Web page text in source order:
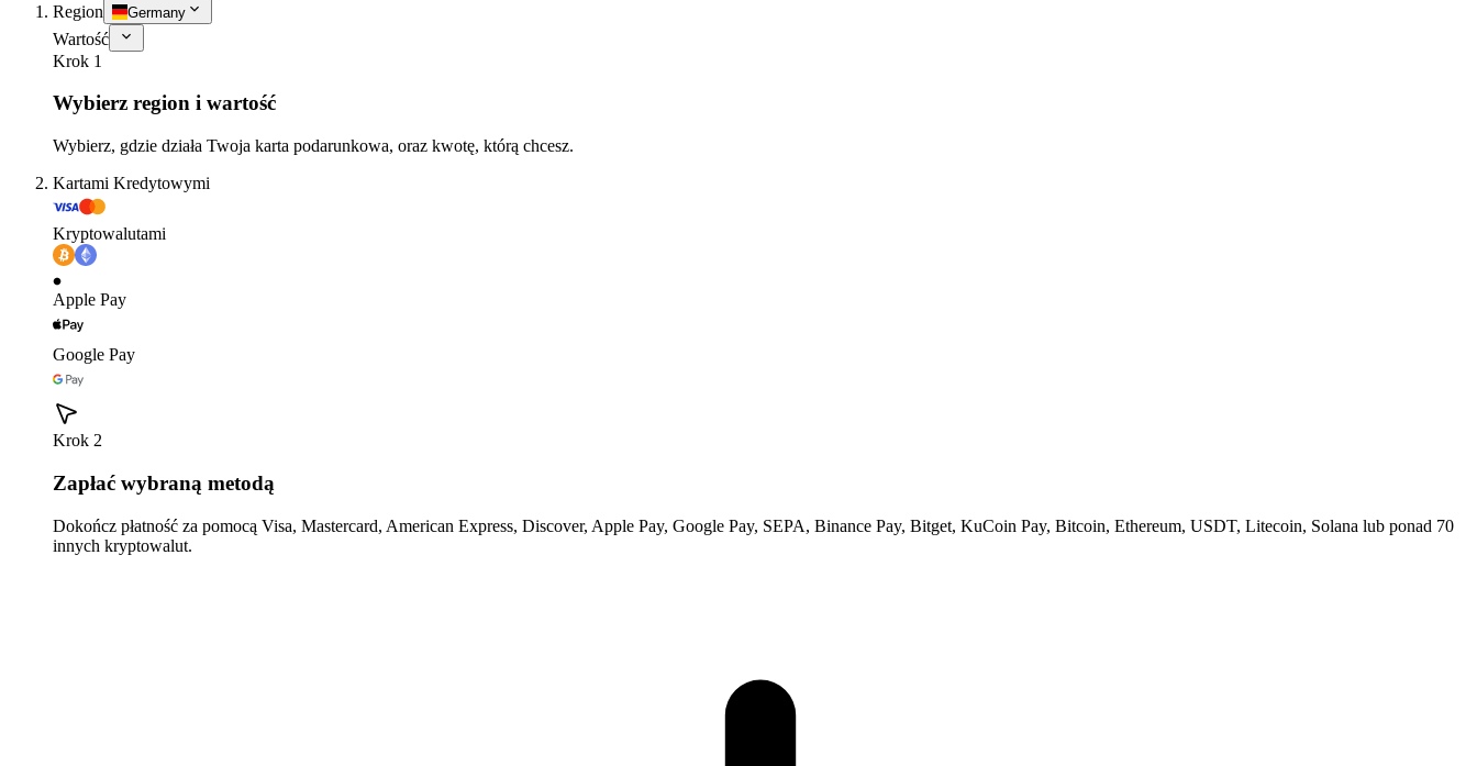
Region Germany
Wartość
Krok 1
Wybierz region i wartość
Wybierz, gdzie działa Twoja karta podarunkowa, oraz kwotę, którą chcesz.
Kartami Kredytowymi
Kryptowalutami
Apple Pay
Google Pay
Krok 2
Zapłać wybraną metodą
Dokończ płatność za pomocą Visa, Mastercard, American Express, Discover, Apple Pay, Google Pay, SEPA, Binance Pay, Bitget, KuCoin Pay, Bitcoin, Ethereum, USDT, Litecoin, Solana lub ponad 70
innych kryptowalut.